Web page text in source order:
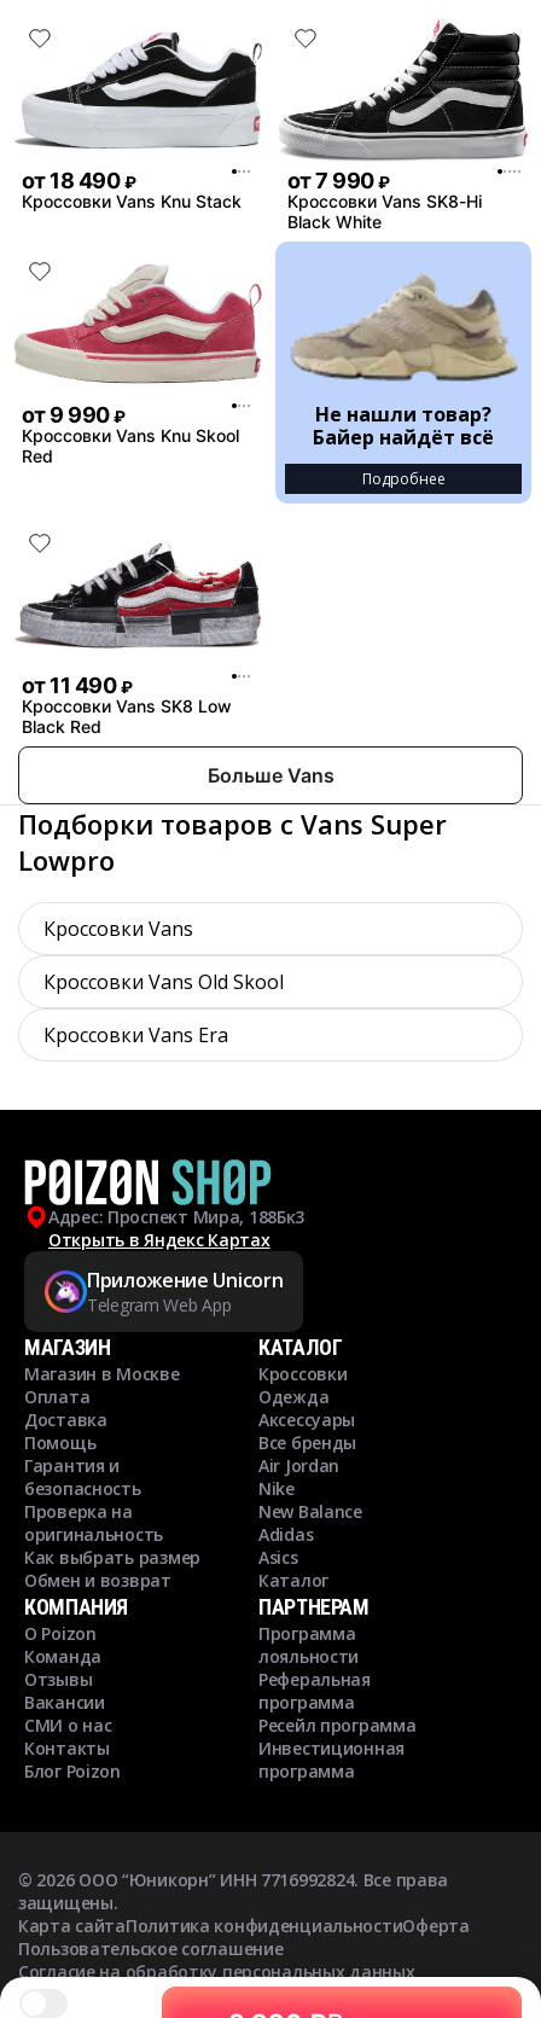
от18 490 ₽
Кроссовки Vans Knu Stack
от7 990 ₽
Кроссовки Vans SK8-Hi
Black White
от9 990 ₽
Кроссовки Vans Knu Skool
Red
Не нашли товар?
Байер найдёт всё
Подробнее
от11 490 ₽
Кроссовки Vans SK8 Low
Black Red
Больше Vans
Подборки товаров с Vans Super
Lowpro
Кроссовки Vans
Кроссовки Vans Old Skool
Кроссовки Vans Era
Адрес: Проспект Мира, 188Бк3
Открыть в Яндекс Картах
Приложение Unicorn
Telegram Web App
МАГАЗИН
Магазин в Москве
Оплата
Доставка
Помощь
Гарантия и
безопасность
Проверка на
оригинальность
Как выбрать размер
Обмен и возврат
КАТАЛОГ
Кроссовки
Одежда
Аксессуары
Все бренды
Air Jordan
Nike
New Balance
Adidas
Asics
Каталог
КОМПАНИЯ
О Poizon
Команда
Отзывы
Вакансии
СМИ о нас
Контакты
Блог Poizon
ПАРТНЕРАМ
Программа
лояльности
Реферальная
программа
Ресейл программа
Инвестиционная
программа
© 2026ООО “Юникорн” ИНН 7716992824. Все права
защищены.
Карта сайтаПолитика конфиденциальностиОферта
Пользовательское соглашение
Согласие на обработку персональных данных
Согласие на получение рекламных рассылок